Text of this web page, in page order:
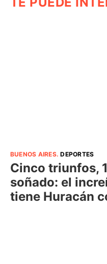
BUENOS AIRES.DEPORTES
Cinco triunfos,
soñado: el
tiene Huracán